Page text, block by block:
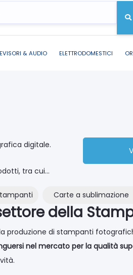
& AUDIO ELETTRODOMESTICI
digitale.
tra cui...
Carte a sublimazione
della
produzione di stampanti
nel mercato per la qualità